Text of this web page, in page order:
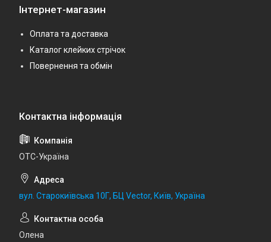
Інтернет-магазин
Оплата та доставка
Каталог клейких стрічок
Повернення та обмін
ОТС-Україна
вул. Старокиївська 10Г, БЦ Vector, Київ, Україна
Олена